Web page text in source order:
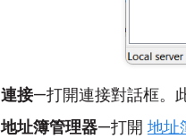
連接—打開連接對話框。
地址簿管理器—打開 地址